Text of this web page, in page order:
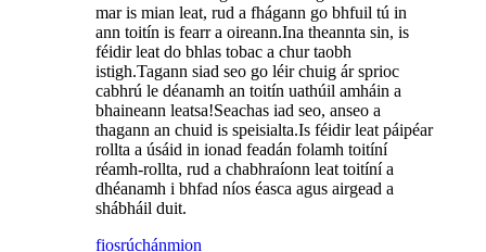
mar is mian leat, rud a fhágann go bhfuil tú in
ann toitín is fearr a oireann.Ina theannta sin, is
féidir leat do bhlas tobac a chur taobh
istigh.Tagann siad seo go léir chuig ár sprioc
cabhrú le déanamh an toitín uathúil amháin a
bhaineann leatsa!Seachas iad seo, anseo a
thagann an chuid is speisialta.Is féidir leat páipéar
rollta a úsáid in ionad feadán folamh toitíní
réamh-rollta, rud a chabhraíonn leat toitíní a
dhéanamh i bhfad níos éasca agus airgead a
shábháil duit.
fiosrúchánmion